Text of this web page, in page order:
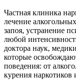
Частная клиника
лечение
запоя, устранение
любой
доктора наук,
которые
поведения: от
курения наркотиков